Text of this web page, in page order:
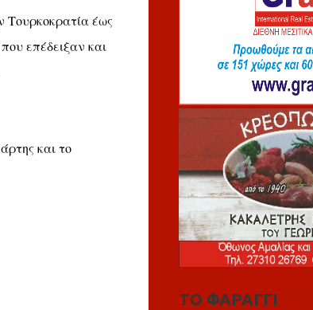
έως
επέδειξαν και
και το
ΤΟ ΦΑΡΑΓΓΙ